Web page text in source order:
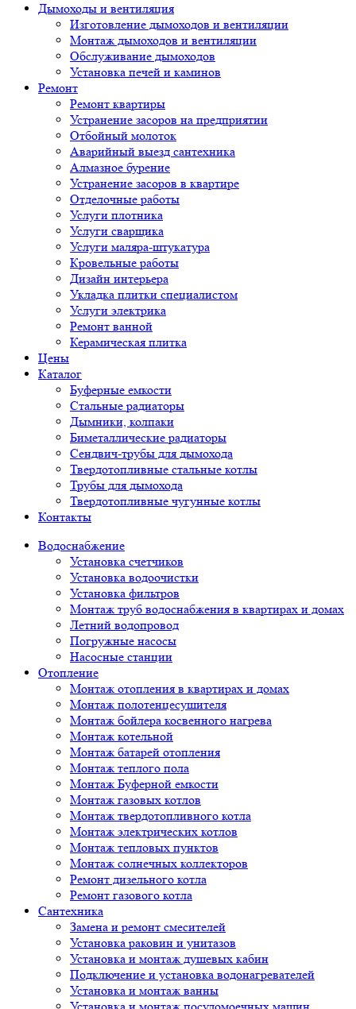
Дымоходы и вентиляция
Изготовление дымоходов и вентиляции
Монтаж дымоходов и вентиляции
Обслуживание дымоходов
Установка печей и каминов
Ремонт
Ремонт квартиры
Устранение засоров на предприятии
Отбойный молоток
Аварийный выезд сантехника
Алмазное бурение
Устранение засоров в квартире
Отделочные работы
Услуги плотника
Услуги сварщика
Услуги маляра-штукатура
Кровельные работы
Дизайн интерьера
Укладка плитки специалистом
Услуги электрика
Ремонт ванной
Керамическая плитка
Цены
Каталог
Буферные емкости
Стальные радиаторы
Дымники, колпаки
Биметаллические радиаторы
Сендвич-трубы для дымохода
Твердотопливные стальные котлы
Трубы для дымохода
Твердотопливные чугунные котлы
Контакты
Водоснабжение
Установка счетчиков
Установка водоочистки
Установка фильтров
Монтаж труб водоснабжения в квартирах и домах
Летний водопровод
Погружные насосы
Насосные станции
Отопление
Монтаж отопления в квартирах и домах
Монтаж полотенцесушителя
Монтаж бойлера косвенного нагрева
Монтаж котельной
Монтаж батарей отопления
Монтаж теплого пола
Монтаж Буферной емкости
Монтаж газовых котлов
Монтаж твердотопливного котла
Монтаж электрических котлов
Монтаж тепловых пунктов
Монтаж солнечных коллекторов
Ремонт дизельного котла
Ремонт газового котла
Cантехника
Замена и ремонт смесителей
Установка раковин и унитазов
Установка и монтаж душевых кабин
Подключение и установка водонагревателей
Установка и монтаж ванны